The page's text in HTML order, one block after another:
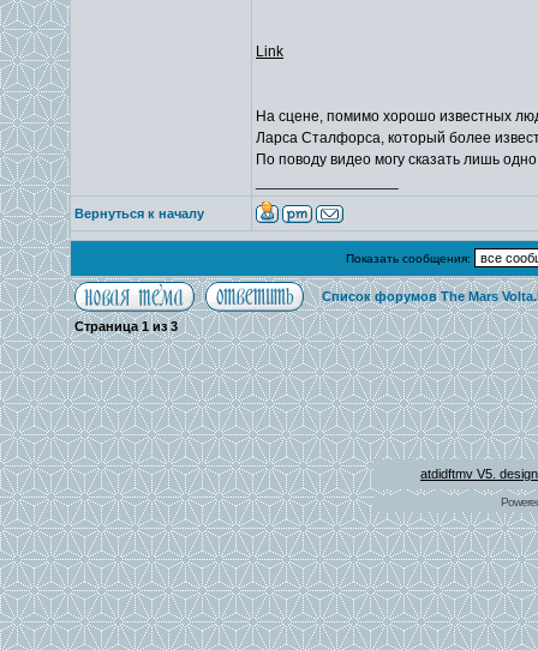
Link
На сцене, помимо хорошо известных
Ларса Сталфорса, который более
По поводу видео могу сказать лишь
Вернуться к началу
Показать сообщения:
Список форумов The Mars
Страница 1 из3
atdidftmv V5.